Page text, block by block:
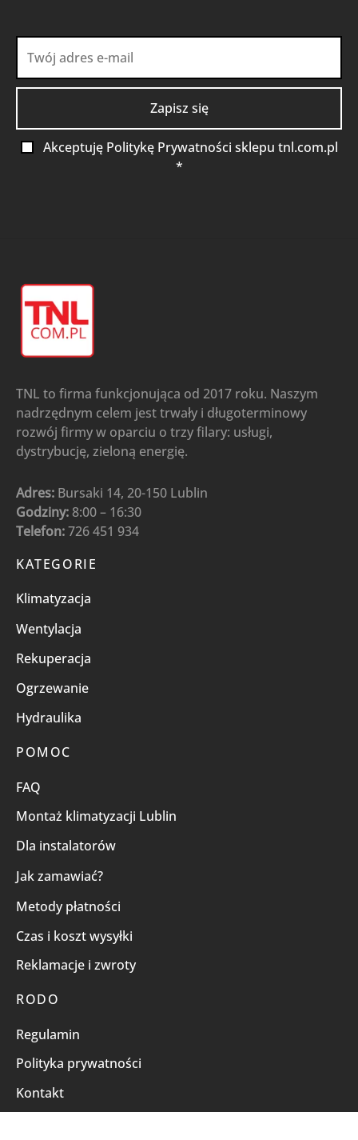
Akceptuję Politykę Prywatności sklepu tnl.com.pl
*
TNL to firma funkcjonująca od 2017 roku. Naszym
nadrzędnym celem jest trwały i długoterminowy
rozwój firmy w oparciu o trzy filary: usługi,
dystrybucję, zieloną energię.
Adres: Bursaki 14, 20-150 Lublin
Godziny: 8:00 – 16:30
Telefon:726 451 934
KATEGORIE
Klimatyzacja
Wentylacja
Rekuperacja
Ogrzewanie
Hydraulika
POMOC
FAQ
Montaż klimatyzacji Lublin
Dla instalatorów
Jak zamawiać?
Metody płatności
Czas i koszt wysyłki
Reklamacje i zwroty
RODO
Regulamin
Polityka prywatności
Kontakt